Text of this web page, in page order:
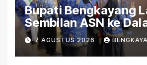
Bupati Bengkayang
Sembilan ASN ke
Jabatan Fungsional
7 AGUSTUS 2026